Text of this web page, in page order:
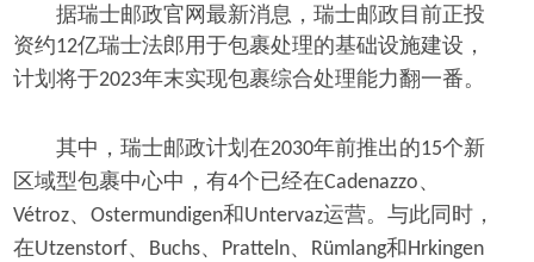
据瑞士邮政官网最新消息，瑞士邮政目前正投
资约12亿瑞士法郎用于包裹处理的基础设施建设，
计划将于2023年末实现包裹综合处理能力翻一番。
其中，瑞士邮政计划在2030年前推出的15个新
区域型包裹中心中，有4个已经在Cadenazzo、
Vétroz、Ostermundigen和Untervaz运营。与此同时，
在Utzenstorf、 Buchs、 Pratteln、 Rümlang和Hrkingen